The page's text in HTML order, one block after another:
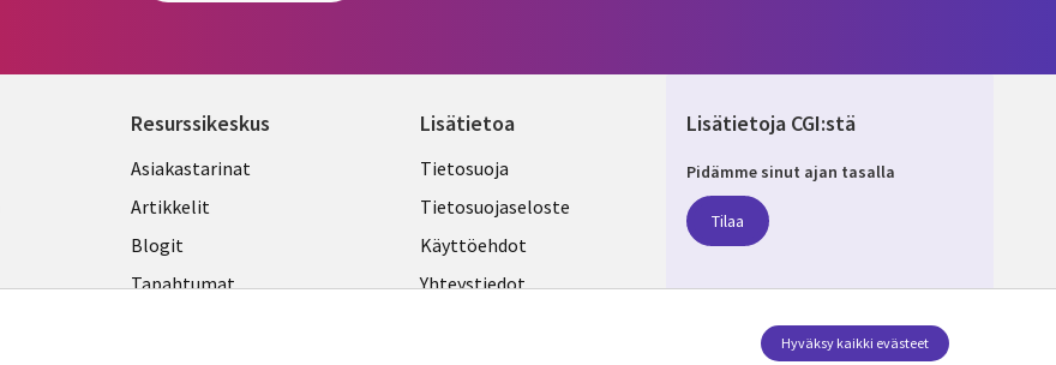
Resurssikeskus
Library
Links
FINLAND
Asiakastarinat
Artikkelit
Blogit
Tapahtumat
Lisätietoa
Legal
FINLAND
Tietosuoja
Tietosuojaseloste
Käyttöehdot
Yhteystiedot
Lisätietoja CGI:stä
Pidämme sinut ajan tasalla
Tilaa
Seuraa meitäHyväksy kaikki evästeet